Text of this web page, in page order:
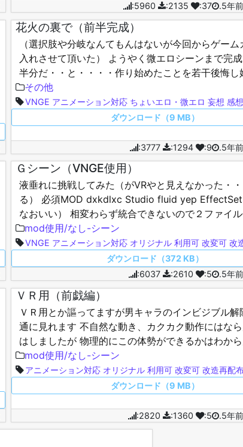
:5960
:2135 :37 .5年
花火の裏で（前半完成）
（選択肢や分岐なんてもんはないが今回からゲーム
入れさせて頂いた） ようやく微エロシーンまで完
半分だ・・と・・・・作り始めたことを若干後悔し
完走できるのか？ ちうか作成よりもＶＮＧＥの吐き
その他
VNGE アニメーション対応 ちょいエロ・微エロ 妄想 感
ダウンロード（9 MB）
:3777 :1294 :9 .5年
Ｇシーン（VNGE使用）
液垂れに挑戦してみた（がVRやと見えなかった・
る） 必須MOD dxkdlxc Studio fluid yep EffectSet
なおいい） 相変わらず統合できないので２ファイ
回は３シーン＆…
mod使用/なし-シーン
VNGE アニメーション対応 オリジナル 利用可 改変可 改
ダウンロード（372 KB）
:6037
:2610 :5 .5年
ＶＲ用（前戯編）
ＶＲ用とか謳ってますが男キャラのインビジブル解
通に見れます 不自然な動き、カクカク動作にはな
はしましたが 物理的にこの体勢ができるかはわか
前に上げたカラミの前ってことで・・・ 今は他のカ
mod使用/なし-シーン
アニメーション対応 オリジナル 利用可 改変可 改造再配
ダウンロード（9 MB）
:2820 :1360 :5 .5年